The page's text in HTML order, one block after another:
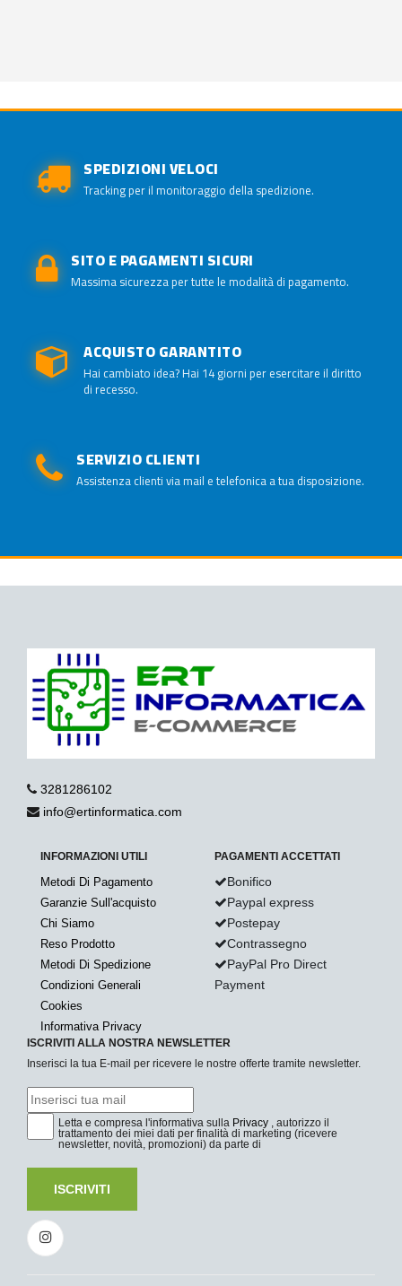
SPEDIZIONI VELOCI
Tracking per il monitoraggio della spedizione.
SITO E PAGAMENTI SICURI
Massima sicurezza per tutte le modalità di pagamento.
ACQUISTO GARANTITO
Hai cambiato idea? Hai 14 giorni per esercitare il diritto
di recesso.
SERVIZIO CLIENTI
Assistenza clienti via mail e telefonica a tua disposizione.
3281286102
info@ertinformatica.com
INFORMAZIONI UTILI
Metodi Di Pagamento
Garanzie Sull'acquisto
Chi Siamo
Reso Prodotto
Metodi Di Spedizione
Condizioni Generali
Cookies
Informativa Privacy
PAGAMENTI ACCETTATI
Bonifico
Paypal express
Postepay
Contrassegno
PayPal Pro Direct
Payment
ISCRIVITI ALLA NOSTRA NEWSLETTER
Inserisci la tua E-mail per ricevere le nostre offerte tramite newsletter.
Letta e compresa l'informativa sulla Privacy , autorizzo il
trattamento dei miei dati per finalità di marketing (ricevere
newsletter, novità, promozioni) da parte di
ISCRIVITI